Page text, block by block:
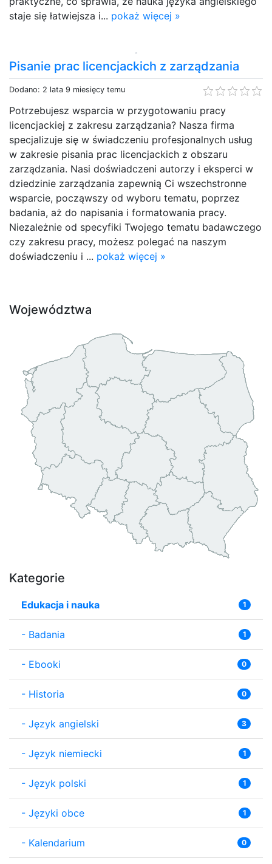
staje się łatwiejsza i... pokaż więcej »
Pisanie prac licencjackich z zarządzania
Dodano: 2 lata 9 miesięcy temu
Potrzebujesz wsparcia w przygotowaniu pracy
licencjackiej z zakresu zarządzania? Nasza firma
specjalizuje się w świadczeniu profesjonalnych usług
w zakresie pisania prac licencjackich z obszaru
zarządzania. Nasi doświadczeni autorzy i eksperci w
dziedzinie zarządzania zapewnią Ci wszechstronne
wsparcie, począwszy od wyboru tematu, poprzez
badania, aż do napisania i formatowania pracy.
Niezależnie od specyfiki Twojego tematu badawczego
czy zakresu pracy, możesz polegać na naszym
doświadczeniu i ... pokaż więcej »
Województwa
Kategorie
Edukacja i nauka 1
- Badania 1
- Ebooki 0
- Historia 0
- Język angielski 3
- Język niemiecki 1
- Język polski 1
- Języki obce 1
- Kalendarium 0